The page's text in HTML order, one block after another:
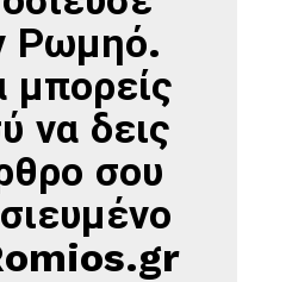
Ρωμηό.
να δεις
σου